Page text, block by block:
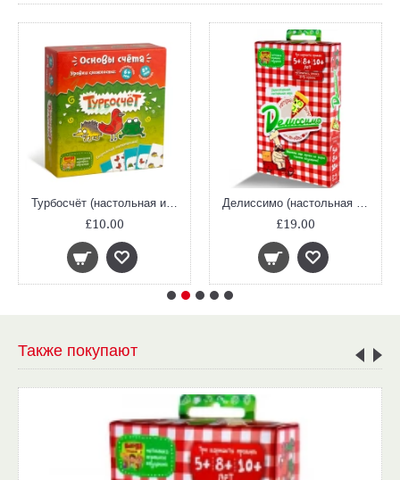
£10.00 £19.00
Также покупают